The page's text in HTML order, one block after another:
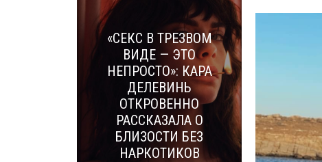
«СЕКС В ТРЕЗВОМ
ВИДЕ — ЭТО
НЕПРОСТО»: КАРА
ДЕЛЕВИНЬ
ОТКРОВЕННО
РАССКАЗАЛА О
БЛИЗОСТИ БЕЗ
НАРКОТИКОВ